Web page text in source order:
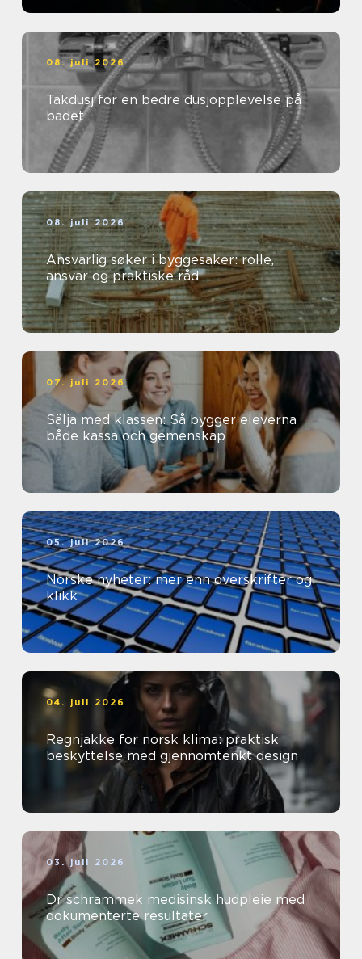
08. juli 2026
Takdusj for en bedre dusjopplevelse på
badet
08. juli 2026
Ansvarlig søker i byggesaker: rolle,
ansvar og praktiske råd
07. juli 2026
Sälja med klassen: Så bygger eleverna
både kassa och gemenskap
05. juli 2026
Norske nyheter: mer enn overskrifter og
klikk
04. juli 2026
Regnjakke for norsk klima: praktisk
beskyttelse med gjennomtenkt design
03. juli 2026
Dr schrammek medisinsk hudpleie med
dokumenterte resultater